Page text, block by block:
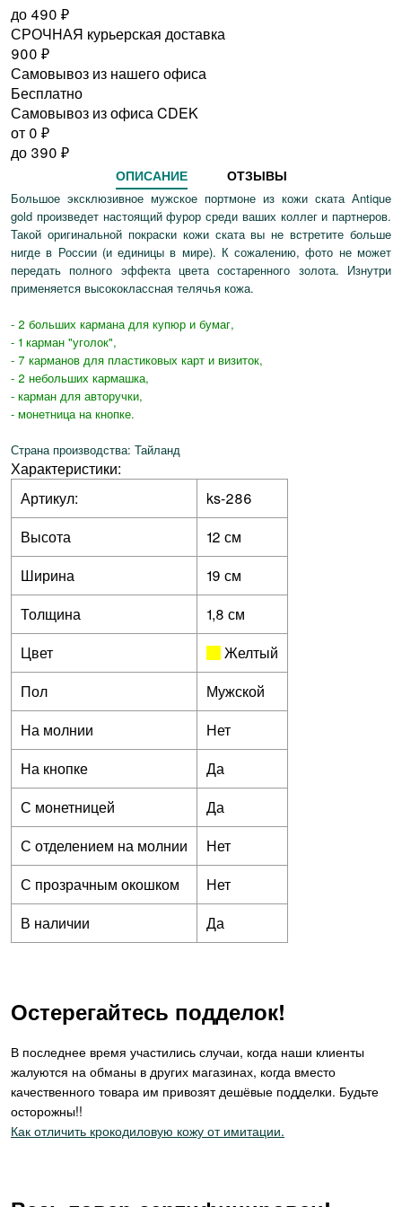
до 490 ₽
СРОЧНАЯ курьерская доставка
900 ₽
Самовывоз из нашего офиса
Бесплатно
Самовывоз из офиса CDEK
от 0 ₽
до 390 ₽
ОПИСАНИЕ ОТЗЫВЫ
Большое эксклюзивное мужское портмоне из кожи ската Аntique
gold произведет настоящий фурор среди ваших коллег и партнеров.
Такой оригинальной покраски кожи ската вы не встретите больше
нигде в России (и единицы в мире). К сожалению, фото не может
передать полного эффекта цвета состаренного золота. Изнутри
применяется высококлассная телячья кожа.
- 2 больших кармана для купюр и бумаг,
- 1 карман "уголок",
- 7 карманов для пластиковых карт и визиток,
- 2 небольших кармашка,
- карман для авторучки,
- монетница на кнопке.
Страна производства: Тайланд
Характеристики:
Артикул:
ks-286
Высота
12 см
Ширина
19 см
Толщина
1,8 см
Цвет
Желтый
Пол
Мужской
На молнии
Нет
На кнопке
Да
С монетницей
Да
С отделением на молнии
Нет
С прозрачным окошком
Нет
В наличии
Да
Остерегайтесь подделок!
В последнее время участились случаи, когда наши клиенты
жалуются на обманы в других магазинах, когда вместо
качественного товара им привозят дешёвые подделки. Будьте
осторожны!!
Как отличить крокодиловую кожу от имитации.